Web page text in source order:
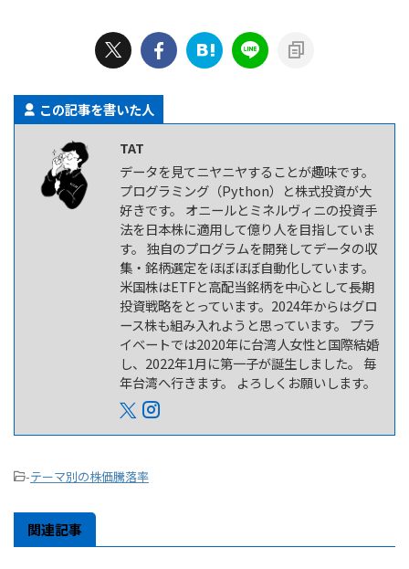
この記事を書いた人
TAT
データを見てニヤニヤすることが趣味です。
プログラミング（Python）と株式投資が大
好きです。 オニールとミネルヴィニの投資手
法を日本株に適用して億り人を目指していま
す。 独自のプログラムを開発してデータの収
集・銘柄選定をほぼほぼ自動化しています。
米国株はETFと高配当銘柄を中心として長期
投資戦略をとっています。2024年からはグロ
ース株も組み入れようと思っています。 プラ
イベートでは2020年に台湾人女性と国際結婚
し、2022年1月に第一子が誕生しました。 毎
年台湾へ行きます。 よろしくお願いします。
-テーマ別の株価騰落率
関連記事